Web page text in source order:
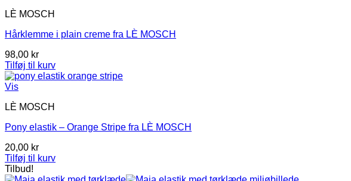
LÈ MOSCH
Hårklemme i plain creme fra LÈ MOSCH
98,00 kr
Tilføj til kurv
Vis
LÈ MOSCH
Pony elastik – Orange Stripe fra LÈ MOSCH
20,00 kr
Tilføj til kurv
Tilbud!